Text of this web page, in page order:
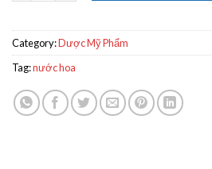
Category:Dược Mỹ Phẩm
Tag:nước hoa